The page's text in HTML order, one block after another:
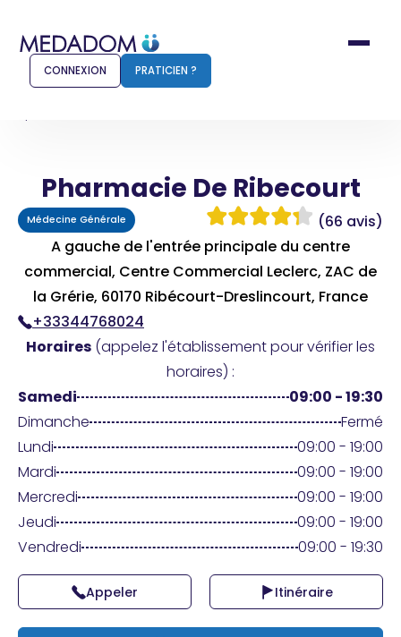
Comment ça marche ?
Pour les patients
Pharmacien
Connexion
Praticien ?
CONNEXION PRATICIEN ?
Pharmacie De Ribecourt
Médecine Générale
(66 avis)
A gauche de l'entrée principale du centre
commercial, Centre Commercial Leclerc, ZAC de
la Grérie, 60170 Ribécourt-Dreslincourt, France
+33344768024
Horaires (appelez l'établissement pour vérifier les
horaires) :
Samedi
09:00 - 19:30
Dimanche
Fermé
Lundi
09:00 - 19:00
Mardi
09:00 - 19:00
Mercredi
09:00 - 19:00
Jeudi
09:00 - 19:00
Vendredi
09:00 - 19:30
Appeler Itinéraire